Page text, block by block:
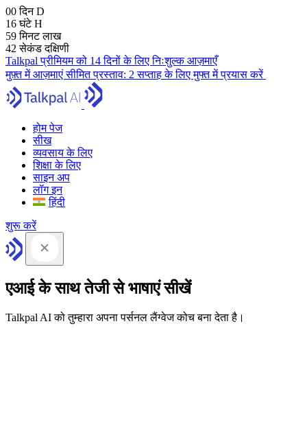
00 दिनD
16 घंटेH
59 मिनटलाख
41 सेकंडदक्षिणी
Talkpal प्रीमियम को 14 दिनों के लिए निःशुल्क आज़माएँ
मुफ़्त में आज़माएंसीमित प्रस्ताव: 2 सप्ताह के लिए मुफ्त में प्रयास करें
होम पेज
सीख
व्यवसाय के लिए
शिक्षा के लिए
साइन अप
लॉग इन
हिंदी
शुरू करें
एआई के साथ तेजी से भाषाएं सीखें
Talkpal AI को तुम्हारा अपना पर्सनल लैंग्वेज कोच बना देता है।